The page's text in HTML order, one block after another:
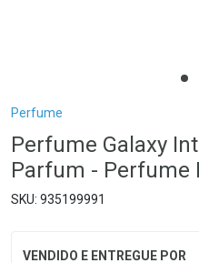
Breadcrumb
Perfume
Perfume Galaxy
Parfum - Perfume
935199991